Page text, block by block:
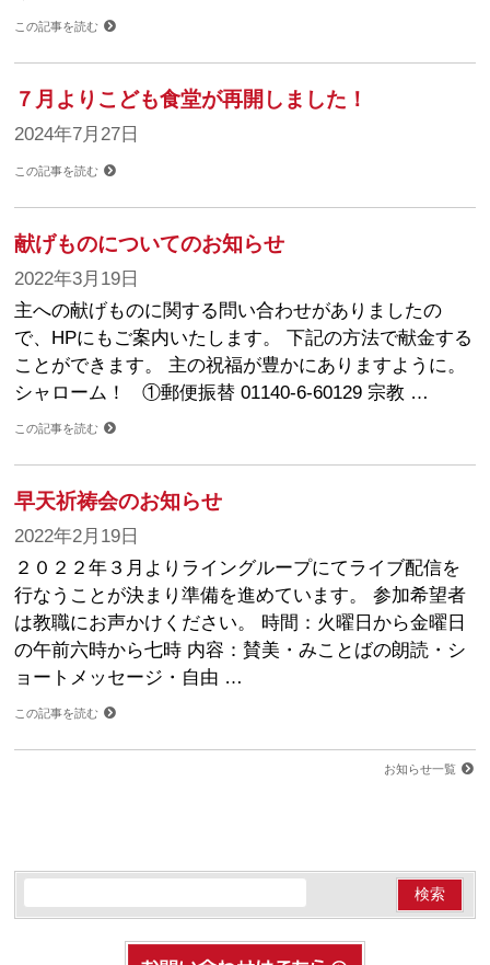
この記事を読む
７月よりこども食堂が再開しました！
2024年7月27日
この記事を読む
献げものについてのお知らせ
2022年3月19日
主への献げものに関する問い合わせがありましたの
で、HPにもご案内いたします。 下記の方法で献金する
ことができます。 主の祝福が豊かにありますように。
シャローム！ ①郵便振替 01140-6-60129 宗教 …
この記事を読む
早天祈祷会のお知らせ
2022年2月19日
２０２２年３月よりライングループにてライブ配信を
行なうことが決まり準備を進めています。 参加希望者
は教職にお声かけください。 時間：火曜日から金曜日
の午前六時から七時 内容：賛美・みことばの朗読・シ
ョートメッセージ・自由 …
この記事を読む
お知らせ一覧